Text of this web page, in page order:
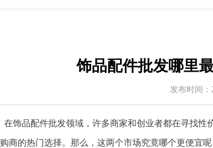
饰品配件批发哪里
发布时间：
在饰品配件批发领域，许多商家和创业者都在寻找
购商的热门选择。那么，这两个市场究竟哪个更便宜